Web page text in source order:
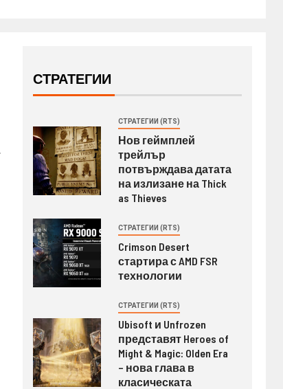
СТРАТЕГИИ
СТРАТЕГИИ (RTS)
Нов геймплей
трейлър
потвърждава датата
на излизане на Thick
as Thieves
СТРАТЕГИИ (RTS)
Crimson Desert
стартира с AMD FSR
технологии
СТРАТЕГИИ (RTS)
Ubisoft и Unfrozen
представят Heroes of
Might & Magic: Olden Era
– нова глава в
класическата